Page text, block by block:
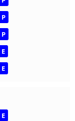
P
P
E
E
E